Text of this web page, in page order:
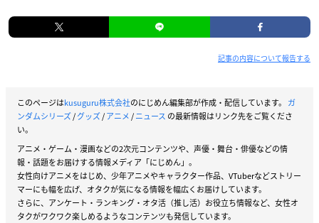
記事の内容について報告する
このページはkusuguru株式会社のにじめん編集部が作成・配信しています。 ガ
ンダムシリーズ/グッズ/アニメ/ニュース の最新情報はリンク先をご覧くださ
い。
アニメ・ゲーム・漫画などの2次元コンテンツや、声優・舞台・俳優などの情
報・話題をお届けする情報メディア「にじめん」。
女性向けアニメをはじめ、少年アニメやキャラクター作品、VTuberなどストリー
マーにも幅を広げ、オタクが気になる情報を幅広くお届けしています。
さらに、アンケート・ランキング・オタ活（推し活）お役立ち情報など、女性オ
タクがワクワク楽しめるようなコンテンツも発信しています。